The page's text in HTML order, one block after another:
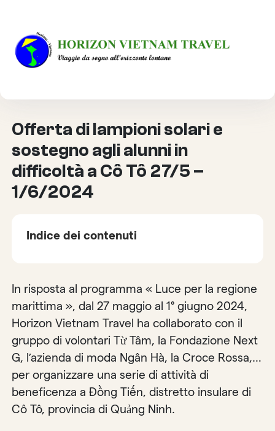
HOME
VIAGGIO RESPONSABILE
Offerta di lampioni solari e
sostegno agli alunni in
difficoltà a Cô Tô 27/5 –
1/6/2024
Indice dei contenuti
In risposta al programma « Luce per la regione
marittima », dal 27 maggio al 1° giugno 2024,
Horizon Vietnam Travel ha collaborato con il
gruppo di volontari Từ Tâm, la Fondazione Next
G, l’azienda di moda Ngân Hà, la Croce Rossa,…
per organizzare una serie di attività di
beneficenza a Đồng Tiến, distretto insulare di
Cô Tô, provincia di Quảng Ninh.